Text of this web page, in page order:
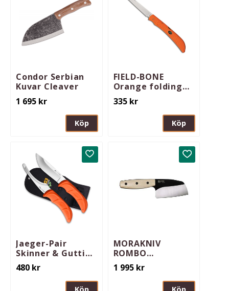
Condor Serbian
Kuvar Cleaver
1 695 kr
Köp
FIELD-BONE
Orange folding
boning/fillet
knife
335kr
Köp
Jaeger-Pair
Skinner & Gutting
combo
480 kr
Lägg till i favoriter
MORAKNIV
ROMBO
BLACKBLADE ASH
1 995kr
Lägg till i